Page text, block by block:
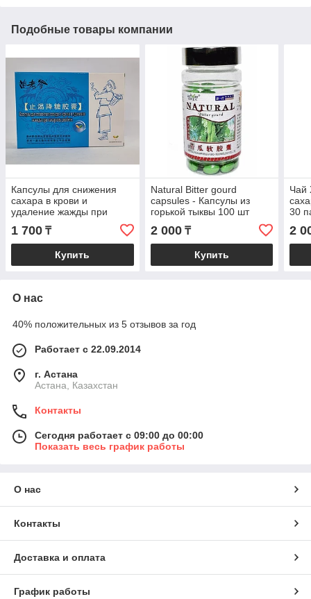
Подобные товары компании
Капсулы для снижения
сахара в крови и
удаление жажды при
сахарном диабете 24
капсулы
1 700 ₸
Купить
Natural Bitter gourd
capsules - Капсулы из
горькой тыквы 100 шт
2 000₸
Купить
Чай
30
2
О нас
40% положительных из 5 отзывов за год
Работает с 22.09.2014
г. Астана
Астана, Казахстан
Контакты
Сегодня работает с 09:00 до 00:00
Показать весь график работы
О нас
Контакты
Доставка и оплата
График работы